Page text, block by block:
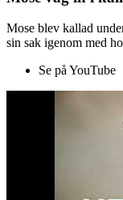
Mose blev kallad
sin sak igenom med
Se på YouTube